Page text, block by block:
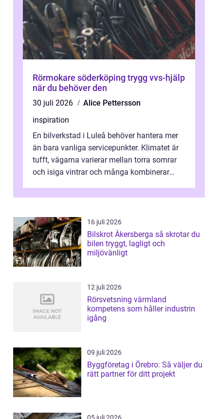
Rörmokare söderköping trygg vvs-hjälp
när du behöver den
30 juli 2026
Alice Pettersson
inspiration
En bilverkstad i Luleå behöver hantera mer
än bara vanliga servicepunkter. Klimatet är
tufft, vägarna varierar mellan torra somrar
och isiga vintrar och många kombinerar
16 juli 2026
Bilskrot Åkersberga så skrotar du
bilen tryggt, lagligt och
miljövänligt
12 juli 2026
Rörsvetsning värmland
kompetens som håller industrin
igång
09 juli 2026
Byggföretag i Örebro: Så väljer du
rätt partner för ditt projekt